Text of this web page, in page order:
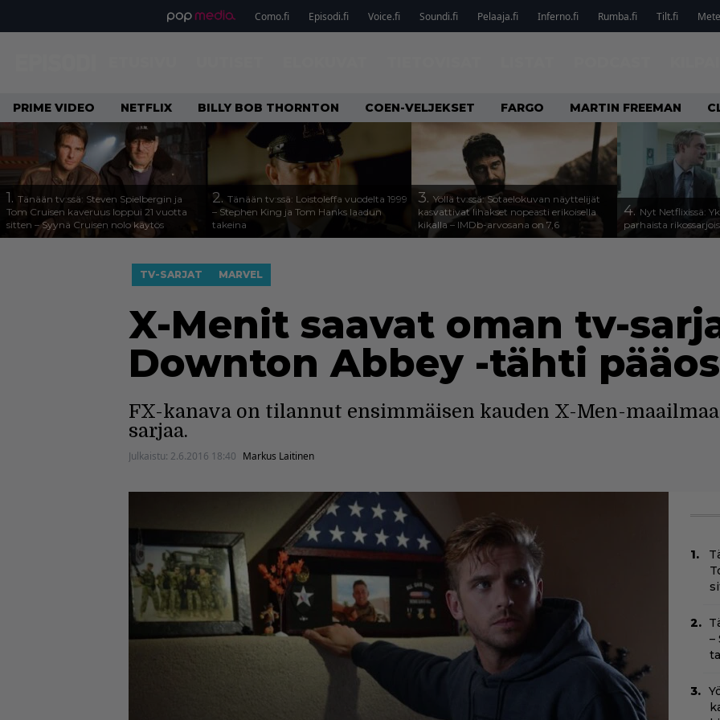
Como.fi Episodi.fi Voice.fi Soundi.fi Pelaaja.fi Inferno.fi Rumba.fi Tilt.fi
PRIME VIDEO NETFLIX BILLY BOB THORNTON COEN-VELJEKSET FARGO MARTIN FREEMAN
1. Tänään tv:ssä: Steven Spielbergin ja
Tom Cruisen kaveruus loppui 21 vuotta
sitten – Syynä Cruisen nolo käytös
2. Tänään tv:ssä: Loistoleffa vuodelta 1999
– Stephen King ja Tom Hanks laadun
takeina
3. Yöllä tv:ssä: Sotaelokuvan näyttelijät
kasvattivat lihakset nopeasti erikoisella
kikalla – IMDb-arvosana on 7,6
4. Nyt Netflixissä:
parhaista
TV-SARJAT MARVEL
X-Menit saavat oman tv-
Downton Abbey -tähti
FX-kanava on tilannut ensimmäisen kauden X-Men-
sarjaa.
Julkaistu: 2.6.2016 18:40 Markus Laitinen
–